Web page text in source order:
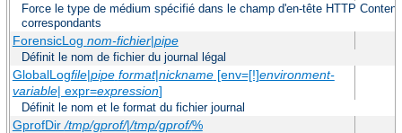
Force le type de médium spécifié dans le champ d'en-tête HTTP
correspondants
ForensicLog nom-fichier|pipe
Définit le nom de fichier du journal légal
GlobalLogfile|pipe format|nickname[env=[!]environment-
variable| expr=expression]
Définit le nom et le format du fichier journal
GprofDir/tmp/gprof/|/tmp/gprof/%